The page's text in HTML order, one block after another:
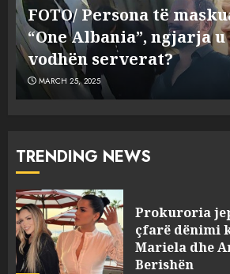
FOTO/ Persona të
“One Albania”, ngjarja u
vodhën serverat?
MARCH 25, 2025
TRENDING NEWS
2
Kokëdhimën
MARCH 27, 2025
3
FOTO/
MARCH 25, 2025
Prokuroria
çfarë dënimi
Mariela dhe
Berishën